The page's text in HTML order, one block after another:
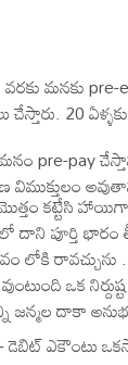
మనకు
20
pre-pay
విముక్తులం
కట్టేసి
దాని పూర్తి భారం
లోకి రావచ్చును .
ఒక
దాకా
డెబిట్ ఎకౌంటు